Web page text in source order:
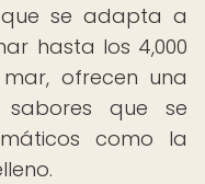
se adapta a
hasta los 4,000
ofrecen una
que se
como la